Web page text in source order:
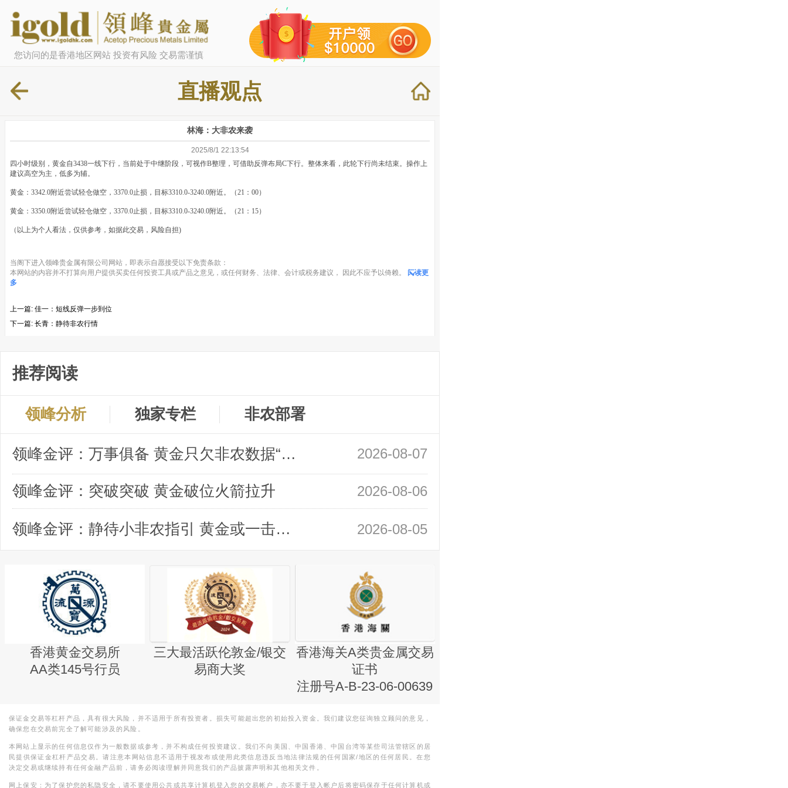
您访问的是香港地区网站 投资有风险 交易需谨慎
直播观点
林海：大非农来袭
2025/8/1 22:13:54
四小时级别，黄金自3438一线下行，当前处于中继阶段，可视作B整理，可借助反弹布局C下行。整体来看，此轮下行尚未结束。操作上
建议高空为主，低多为辅。
黄金：3342.0附近尝试轻仓做空，3370.0止损，目标3310.0-3240.0附近。（21：00）
黄金：3350.0附近尝试轻仓做空，3370.0止损，目标3310.0-3240.0附近。（21：15）
（以上为个人看法，仅供参考，如据此交易，风险自担)
当阁下进入领峰贵金属有限公司网站，即表示自愿接受以下免责条款：
本网站的内容并不打算向用户提供买卖任何投资工具或产品之意见，或任何财务、法律、会计或税务建议， 因此不应予以倚赖。
阅读更
多
上一篇: 佳一：短线反弹一步到位
下一篇: 长青：静待非农行情
推荐阅读
领峰分析 独家专栏 非农部署
领峰金评：万事俱备 黄金只欠非农数据“东风” 2026-08-07
领峰金评：突破突破 黄金破位火箭拉升 2026-08-06
领峰金评：静待小非农指引 黄金或一击破局 2026-08-05
香港黄金交易所
AA类145号行员
三大最活跃伦敦金/银交
易商大奖
香港海关A类贵金属交易
证书
注册号A-B-23-06-00639
保证金交易等杠杆产品，具有很大风险，并不适用于所有投资者。损失可能超出您的初始投入资金。我们建议您征询独立顾问的意见，
确保您在交易前完全了解可能涉及的风险。
本网站上显示的任何信息仅作为一般数据或参考，并不构成任何投资建议。我们不向美国、中国香港、中国台湾等某些司法管辖区的居
民提供保证金杠杆产品交易。请注意本网站信息不适用于视发布或使用此类信息违反当地法律法规的任何国家/地区的任何居民。在您
决定交易或继续持有任何金融产品前，请务必阅读理解并同意我们的产品披露声明和其他相关文件。
网上保安：为了保护您的私隐安全，请不要使用公共或共享计算机登入您的交易帐户，亦不要于登入帐户后将密码保存于任何计算机或